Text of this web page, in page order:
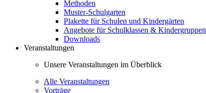
Methoden
Muster-Schulgarten
Plakette für Schulen und Kindergärten
Angebote für Schulklassen & Kindergruppen
Downloads
Veranstaltungen
Unsere Veranstaltungen im Überblick
Alle Veranstaltungen
Vorträge